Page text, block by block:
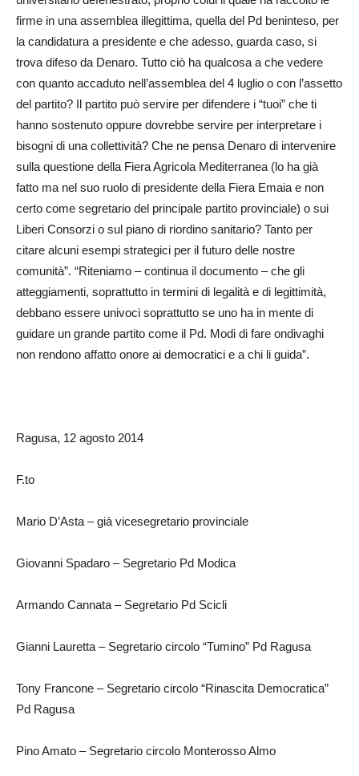
firme in una assemblea illegittima, quella del Pd beninteso, per
la candidatura a presidente e che adesso, guarda caso, si
trova difeso da Denaro. Tutto ciò ha qualcosa a che vedere
con quanto accaduto nell’assemblea del 4 luglio o con l’assetto
del partito? Il partito può servire per difendere i “tuoi” che ti
hanno sostenuto oppure dovrebbe servire per interpretare i
bisogni di una collettività? Che ne pensa Denaro di intervenire
sulla questione della Fiera Agricola Mediterranea (lo ha già
fatto ma nel suo ruolo di presidente della Fiera Emaia e non
certo come segretario del principale partito provinciale) o sui
Liberi Consorzi o sul piano di riordino sanitario? Tanto per
citare alcuni esempi strategici per il futuro delle nostre
comunità”. “Riteniamo – continua il documento – che gli
atteggiamenti, soprattutto in termini di legalità e di legittimità,
debbano essere univoci soprattutto se uno ha in mente di
guidare un grande partito come il Pd. Modi di fare ondivaghi
non rendono affatto onore ai democratici e a chi li guida”.
Ragusa, 12 agosto 2014
F.to
Mario D’Asta – già vicesegretario provinciale
Giovanni Spadaro – Segretario Pd Modica
Armando Cannata – Segretario Pd Scicli
Gianni Lauretta – Segretario circolo “Tumino” Pd Ragusa
Tony Francone – Segretario circolo “Rinascita Democratica”
Pd Ragusa
Pino Amato – Segretario circolo Monterosso Almo